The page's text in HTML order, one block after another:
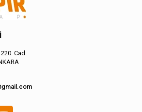
Cad.